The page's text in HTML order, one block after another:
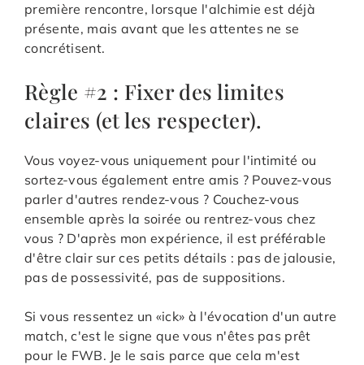
première rencontre, lorsque l'alchimie est déjà
présente, mais avant que les attentes ne se
concrétisent.
Règle #2 : Fixer des limites
claires (et les respecter).
Vous voyez-vous uniquement pour l'intimité ou
sortez-vous également entre amis ? Pouvez-vous
parler d'autres rendez-vous ? Couchez-vous
ensemble après la soirée ou rentrez-vous chez
vous ? D'après mon expérience, il est préférable
d'être clair sur ces petits détails : pas de jalousie,
pas de possessivité, pas de suppositions.
Si vous ressentez un «ick» à l'évocation d'un autre
match, c'est le signe que vous n'êtes pas prêt
pour le FWB. Je le sais parce que cela m'est